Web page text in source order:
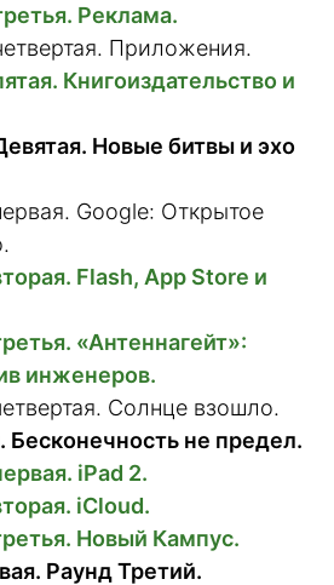
Реклама.
Приложения.
Книгоиздательство и
Новые битвы и эхо
Google: Открытое
Flash, App Store и
«Антеннагейт»:
инженеров.
Солнце взошло.
Бесконечность не предел.
iPad 2.
iCloud.
Новый Кампус.
Раунд Третий.